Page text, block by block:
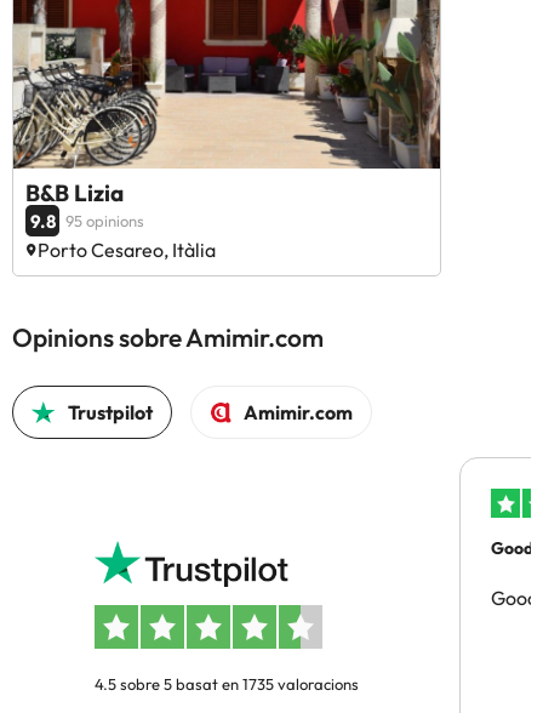
B&B Lizia
9.8 95 opinions
Porto Cesareo, Itàlia
Opinions sobre Amimir.com
Trustpilot Amimir.com
4.5 sobre 5 basat en 1735 valoracions
Good
Good